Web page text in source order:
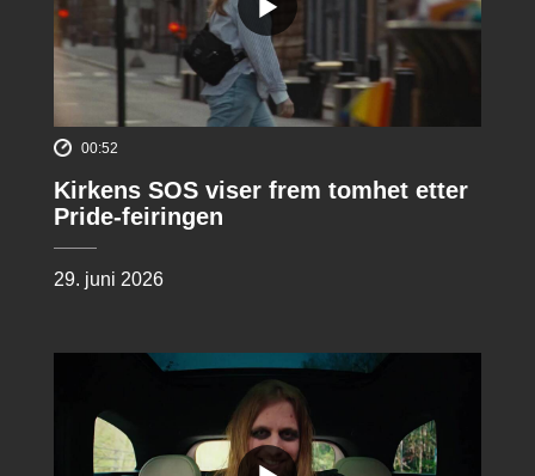
00:52
Kirkens SOS viser frem tomhet etter
Pride-feiringen
29. juni 2026